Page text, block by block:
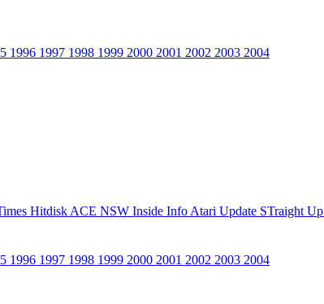
1996 1997 1998 1999 2000 2001 2002 2003 2004
Hitdisk ACE NSW Inside Info Atari Update STraight Up
1996 1997 1998 1999 2000 2001 2002 2003 2004